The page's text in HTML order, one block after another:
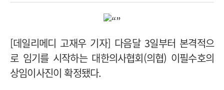
[데일리메디 고재우 기자] 다음달 3일부터 본격적으
로 임기를 시작하는 대한의사협회(의협) 이필수호의
상임이사진이 확정됐다.